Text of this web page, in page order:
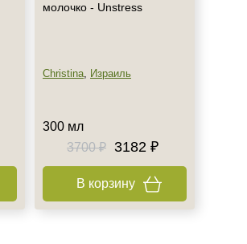
молочко - Unstress
Christina, Израиль
300 мл
3700 ₽
3182 ₽
В корзину